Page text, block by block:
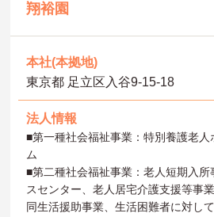
翔裕園
本社(本拠地)
東京都 足立区入谷9‐15‐18
法人情報
■第一種社会福祉事業：特別養護老
ム
■第二種社会福祉事業：老人短期入
スセンター、老人居宅介護支援等事
同生活援助事業、生活困難者に対し